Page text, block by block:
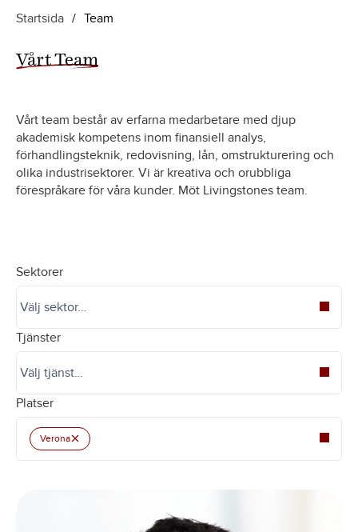
Startsida / Team
Vårt Team
Vårt team består av erfarna medarbetare med djup
akademisk kompetens inom finansiell analys,
förhandlingsteknik, redovisning, lån, omstrukturering och
olika industrisektorer. Vi är kreativa och orubbliga
förespråkare för våra kunder. Möt Livingstones team.
Sektorer
Tjänster
Platser
Verona×